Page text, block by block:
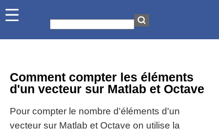
Comment compter les éléments
d'un vecteur sur Matlab et Octave
Pour compter le nombre d'éléments d'un
vecteur sur Matlab et Octave on utilise la